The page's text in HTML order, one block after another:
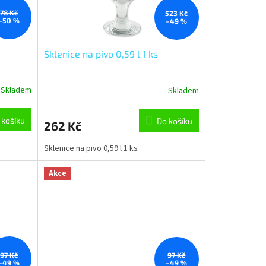
78 Kč
%
Skladem
523 Kč
–49 %
Sklenice na pivo 0,59 l 1 ks
Skladem
262 Kč Do košíku
Sklenice na pivo 0,59 l 1 ks
97 Kč
%
Akce
97 Kč
–49 %